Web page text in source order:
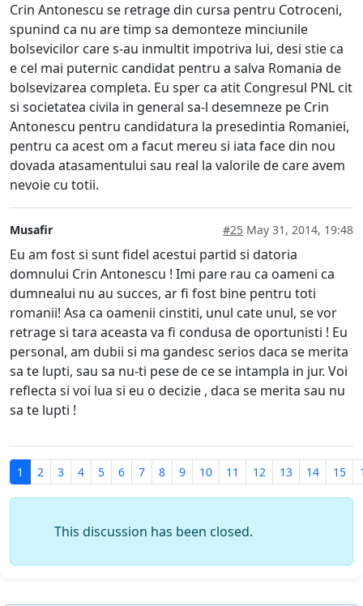
Crin Antonescu se retrage din cursa pentru Cotroceni,
spunind ca nu are timp sa demonteze minciunile
bolsevicilor care s-au inmultit impotriva lui, desi stie ca
e cel mai puternic candidat pentru a salva Romania de
bolsevizarea completa. Eu sper ca atit Congresul PNL cit
si societatea civila in general sa-l desemneze pe Crin
Antonescu pentru candidatura la presedintia Romaniei,
pentru ca acest om a facut mereu si iata face din nou
dovada atasamentului sau real la valorile de care avem
nevoie cu totii.
Musafir #25 May 31, 2014, 19:48
Eu am fost si sunt fidel acestui partid si datoria
domnului Crin Antonescu ! Imi pare rau ca oameni ca
dumnealui nu au succes, ar fi fost bine pentru toti
romanii! Asa ca oamenii cinstiti, unul cate unul, se vor
retrage si tara aceasta va fi condusa de oportunisti ! Eu
personal, am dubii si ma gandesc serios daca se merita
sa te lupti, sau sa nu-ti pese de ce se intampla in jur. Voi
reflecta si voi lua si eu o decizie , daca se merita sau nu
sa te lupti !
1 2 3 4 5 6 7 8 9 10 11 12 13 14 15
This discussion has been closed.